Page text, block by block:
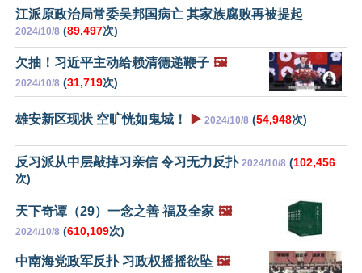
江派原政治局常委吴邦国病亡 其家族腐败再被提起
2024/10/8 (89,497次)
欠抽！习近平主动给赖清德递鞭子 🖼️
2024/10/8 (31,719次)
雄安新区现状 空旷恍如鬼城！ ▶️ 2024/10/8 (54,948次)
反习派从中层敲掉习亲信 令习无力反扑 2024/10/8 (102,456
次)
天下奇谭（29）一念之善 福及全家 🖼️
2024/10/8 (610,109次)
中南海党政军反扑 习政权摇摇欲坠 🖼️